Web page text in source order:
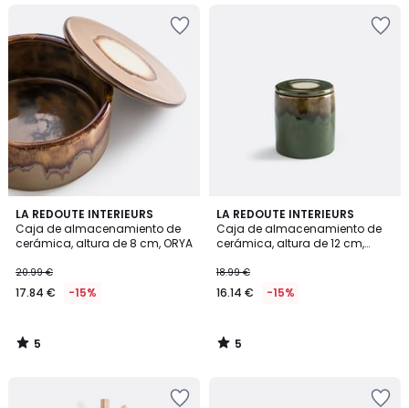
LA REDOUTE INTERIEURS
Caja de almacenamiento de
cerámica, altura de 8 cm, ORYA
20.99 €
17.84 € -15%
5
/
5
5
/
LA REDOUTE INTERIEURS
Caja de almacenamiento de
cerámica, altura de 12 cm,
18.99 €
16.14 € -15%
5
/
5
5
/